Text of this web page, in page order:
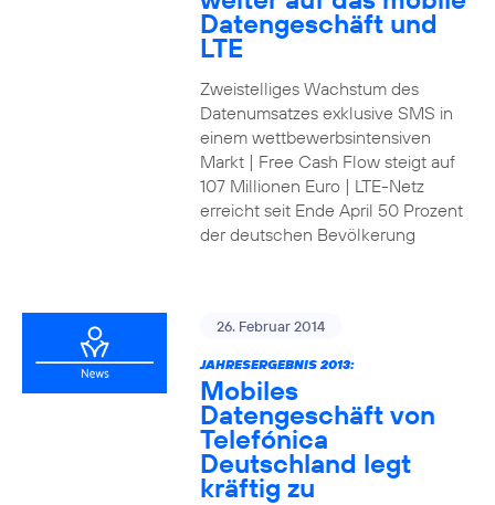
Datengeschäft und
LTE
Zweistelliges Wachstum des
Datenumsatzes exklusive SMS in
einem wettbewerbsintensiven
Markt | Free Cash Flow steigt auf
107 Millionen Euro | LTE-Netz
erreicht seit Ende April 50 Prozent
der deutschen Bevölkerung
26. Februar 2014
JAHRESERGEBNIS 2013:
Mobiles
Datengeschäft von
Telefónica
Deutschland legt
kräftig zu